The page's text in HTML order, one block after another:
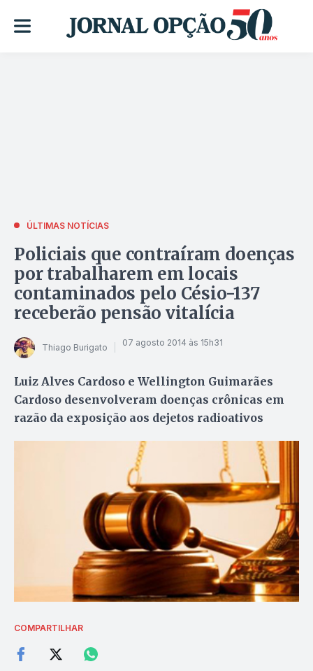
ÚLTIMAS NOTÍCIAS
Policiais que contraíram doenças
por trabalharem em locais
contaminados pelo Césio-137
receberão pensão vitalícia
Thiago Burigato 07 agosto 2014 às 15h31
Luiz Alves Cardoso e Wellington Guimarães
Cardoso desenvolveram doenças crônicas em
razão da exposição aos dejetos radioativos
COMPARTILHAR